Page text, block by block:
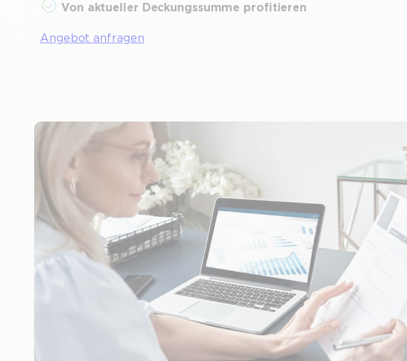
Von aktueller Deckungssumme profitieren
Angebot anfragen